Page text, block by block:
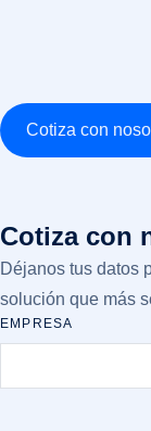
Cotiza con
Cotiza con
Déjanos tus datos
solución que más
EMPRESA